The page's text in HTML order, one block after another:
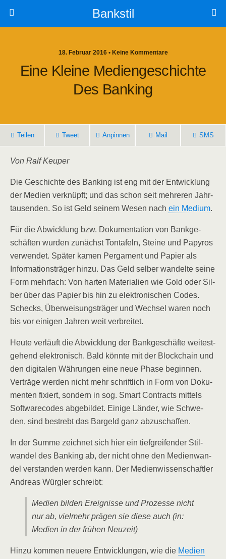
Bankstil
18. Februar 2016 • Keine Kommentare
Eine Klei­ne Medi­en­ge­schich­te
Des Banking
Tei­len Tweet Anpin­nen Mail SMS
Von Ralf Keuper
Die Geschich­te des Ban­king ist eng mit der Ent­wick­lung
der Medi­en ver­knüpft; und das schon seit meh­re­ren Jahr­
tau­sen­den. So ist Geld sei­nem Wesen nach ein Medi­um.
Für die Abwick­lung bzw. Doku­men­ta­ti­on von Bank­ge­
schäf­ten wur­den zunächst Ton­ta­feln, Stei­ne und Papy­ros
ver­wen­det. Spä­ter kamen Per­ga­ment und Papier als
Infor­ma­ti­ons­trä­ger hin­zu. Das Geld sel­ber wan­del­te sei­ne
Form mehr­fach: Von har­ten Mate­ria­li­en wie Gold oder Sil­
ber über das Papier bis hin zu elek­tro­ni­schen Codes.
Schecks, Über­wei­sungs­trä­ger und Wech­sel waren noch
bis vor eini­gen Jah­ren weit verbreitet.
Heu­te ver­läuft die Abwick­lung der Bank­ge­schäf­te wei­test­
ge­hend elek­tro­nisch. Bald könn­te mit der Block­chain und
den digi­ta­len Wäh­run­gen eine neue Pha­se begin­nen.
Ver­trä­ge wer­den nicht mehr schrift­lich in Form von Doku­
men­ten fixiert, son­dern in sog. Smart Con­tracts mit­tels
Soft­ware­codes abge­bil­det. Eini­ge Län­der, wie Schwe­
den, sind bestrebt das Bar­geld ganz abzuschaffen.
In der Sum­me zeich­net sich hier ein tief­grei­fen­der Stil­
wan­del des Ban­king ab, der nicht ohne den Medi­en­wan­
del ver­stan­den wer­den kann. Der Medi­en­wis­sen­schaft­ler
Andre­as Würg­ler schreibt:
Medi­en bil­den Ereig­nis­se und Pro­zes­se nicht
nur ab, viel­mehr prä­gen sie die­se auch (in:
Medi­en in der frü­hen Neuzeit)
Hin­zu kom­men neue­re Ent­wick­lun­gen, wie die Medi­en